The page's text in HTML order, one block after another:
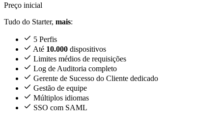
Preço inicial
Tudo do Starter, mais:
5 Perfis
Até 10.000 dispositivos
Limites médios de requisições
Log de Auditoria completo
Gerente de Sucesso do Cliente dedicado
Gestão de equipe
Múltiplos idiomas
SSO com SAML